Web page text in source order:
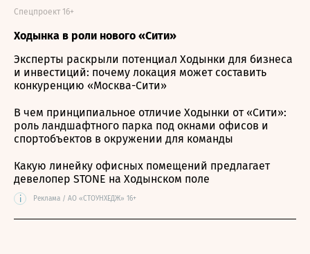
Ходынка в роли нового «Сити»
Спецпроект 16+
Эксперты раскрыли потенциал Ходынки для бизнеса
и инвестиций: почему локация может составить
конкуренцию «Москва-Сити»
В чем принципиальное отличие Ходынки от «Сити»:
роль ландшафтного парка под окнами офисов и
спортобъектов в окружении для команды
Какую линейку офисных помещений предлагает
девелопер STONE на Ходынском поле
i Реклама / АО «СТОУНХЕДЖ» 16+